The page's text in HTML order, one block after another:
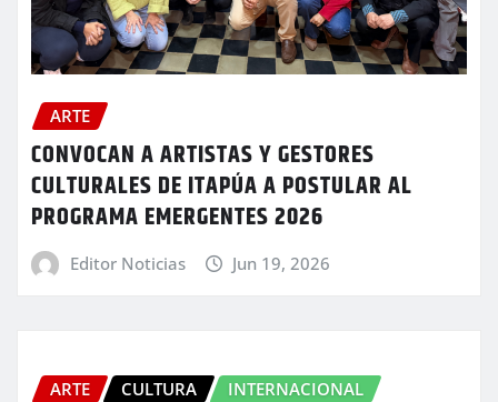
ARTE
CONVOCAN A ARTISTAS Y GESTORES
CULTURALES DE ITAPÚA A POSTULAR AL
PROGRAMA EMERGENTES 2026
Editor Noticias Jun 19, 2026
ARTE CULTURA
INTERNACIONAL